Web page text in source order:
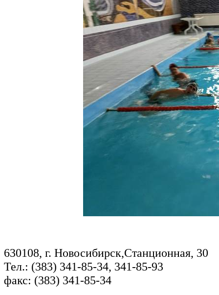
630108, г. Новосибирск,Станционная, 30
Тел.: (383) 341-85-34, 341-85-93
факс: (383) 341-85-34